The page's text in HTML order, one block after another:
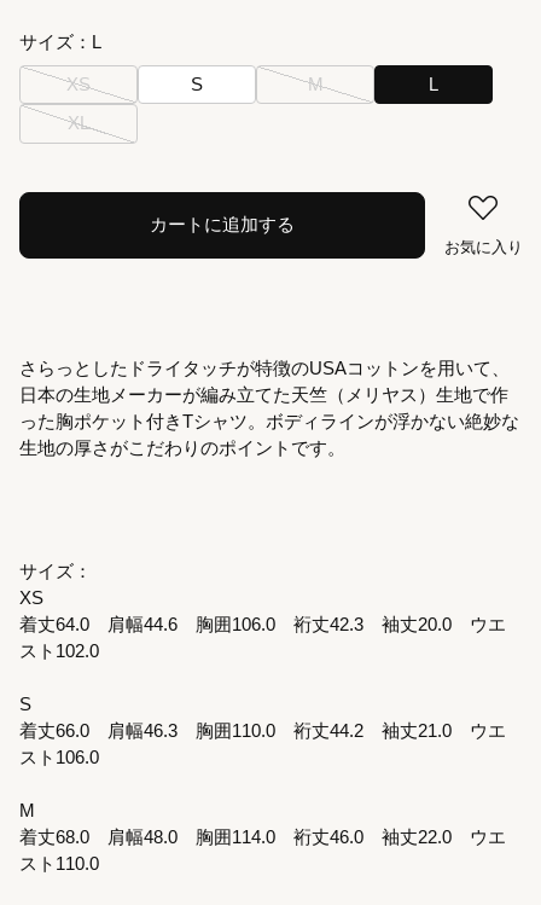
サイズ：L
XS S M
L
XL
カートに追加する
お気に入り
さらっとしたドライタッチが特徴のUSAコットンを用いて、
日本の生地メーカーが編み立てた天竺（メリヤス）生地で作
った胸ポケット付きTシャツ。ボディラインが浮かない絶妙な
生地の厚さがこだわりのポイントです。
サイズ：
XS
着丈64.0 肩幅44.6 胸囲106.0 裄丈42.3 袖丈20.0 ウエ
スト102.0
S
着丈66.0 肩幅46.3 胸囲110.0 裄丈44.2 袖丈21.0 ウエ
スト106.0
M
着丈68.0 肩幅48.0 胸囲114.0 裄丈46.0 袖丈22.0 ウエ
スト110.0